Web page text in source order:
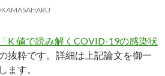
「K 値で読み解くCOVID-19の感染状
抜粋です。詳細は上記論文を御一
ます。